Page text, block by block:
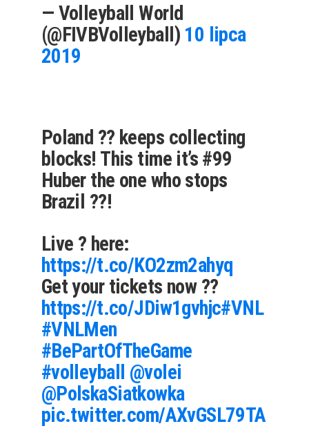
— Volleyball World
(@FIVBVolleyball) 10 lipca
2019
Poland ?? keeps collecting
blocks! This time it’s #99
Huber the one who stops
Brazil ??!
Live ? here:
https://t.co/KO2zm2ahyq
Get your tickets now ??
https://t.co/JDiw1gvhjc#VNL
#VNLMen
#BePartOfTheGame
#volleyball @volei
@PolskaSiatkowka
pic.twitter.com/AXvGSL79TA